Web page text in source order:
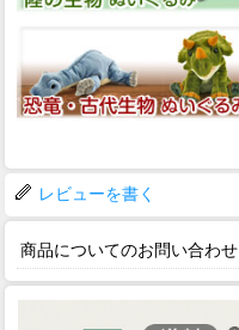
レビューを書く
商品についてのお問い合わせ